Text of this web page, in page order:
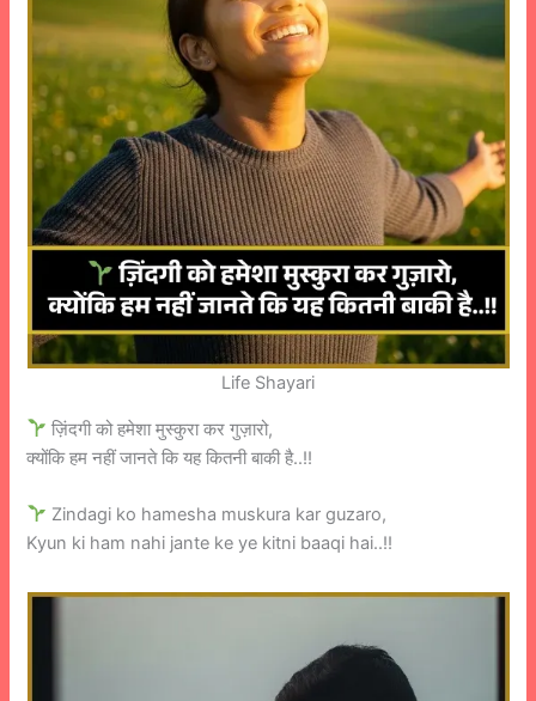
Life Shayari
ज़िंदगी को हमेशा मुस्कुरा कर गुज़ारो,
क्योंकि हम नहीं जानते कि यह कितनी बाकी है..!!
Zindagi ko hamesha muskura kar guzaro,
Kyun ki ham nahi jante ke ye kitni baaqi hai..!!